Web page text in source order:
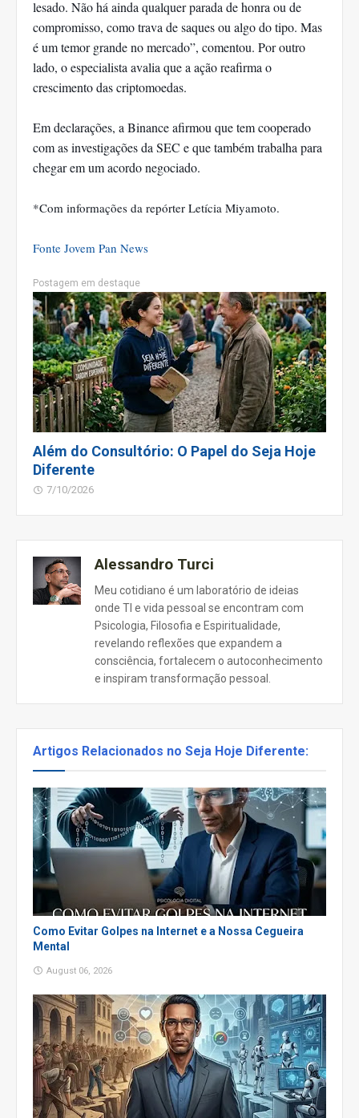
lesado. Não há ainda qualquer parada de honra ou de
compromisso, como trava de saques ou algo do tipo. Mas
é um temor grande no mercado”, comentou. Por outro
lado, o especialista avalia que a ação reafirma o
crescimento das criptomoedas.
Em declarações, a Binance afirmou que tem cooperado
com as investigações da SEC e que também trabalha para
chegar em um acordo negociado.
*Com informações da repórter Letícia Miyamoto.
Fonte Jovem Pan News
Postagem em destaque
Além do Consultório: O Papel do Seja Hoje
Diferente
7/10/2026
Alessandro Turci
Meu cotidiano é um laboratório de ideias
onde TI e vida pessoal se encontram com
Psicologia, Filosofia e Espiritualidade,
revelando reflexões que expandem a
consciência, fortalecem o autoconhecimento
e inspiram transformação pessoal.
Artigos Relacionados no Seja Hoje Diferente:
Como Evitar Golpes na Internet e a Nossa Cegueira
Mental
August 06, 2026